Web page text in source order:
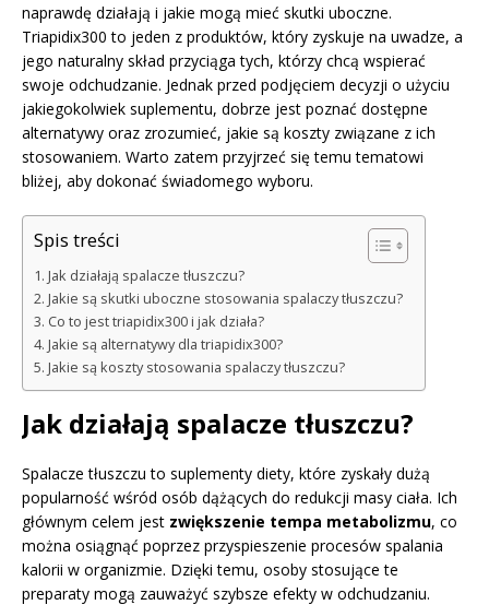
naprawdę działają i jakie mogą mieć skutki uboczne.
Triapidix300 to jeden z produktów, który zyskuje na uwadze, a
jego naturalny skład przyciąga tych, którzy chcą wspierać
swoje odchudzanie. Jednak przed podjęciem decyzji o użyciu
jakiegokolwiek suplementu, dobrze jest poznać dostępne
alternatywy oraz zrozumieć, jakie są koszty związane z ich
stosowaniem. Warto zatem przyjrzeć się temu tematowi
bliżej, aby dokonać świadomego wyboru.
Spis treści
Jak działają spalacze tłuszczu?
Jakie są skutki uboczne stosowania spalaczy tłuszczu?
Co to jest triapidix300 i jak działa?
Jakie są alternatywy dla triapidix300?
Jakie są koszty stosowania spalaczy tłuszczu?
Jak działają spalacze tłuszczu?
Spalacze tłuszczu to suplementy diety, które zyskały dużą
popularność wśród osób dążących do redukcji masy ciała. Ich
głównym celem jest zwiększenie tempa metabolizmu, co
można osiągnąć poprzez przyspieszenie procesów spalania
kalorii w organizmie. Dzięki temu, osoby stosujące te
preparaty mogą zauważyć szybsze efekty w odchudzaniu.